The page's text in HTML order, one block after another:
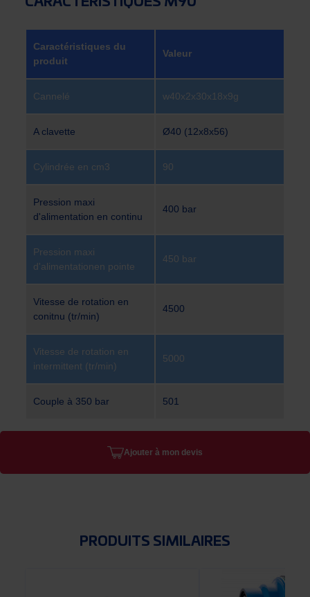
Caractéristiques du
produit
Valeur
Cannelé w40x2x30x18x9g
A clavette Ø40 (12x8x56)
Cylindrée en cm3 90
Pression maxi
d'alimentation en continu
400 bar
Pression maxi
d'alimentationen pointe
450 bar
Vitesse de rotation en
conitnu (tr/min)
4500
Vitesse de rotation en
intermittent (tr/min)
5000
Couple à 350 bar 501
Ajouter à mon devis
PRODUITS SIMILAIRES